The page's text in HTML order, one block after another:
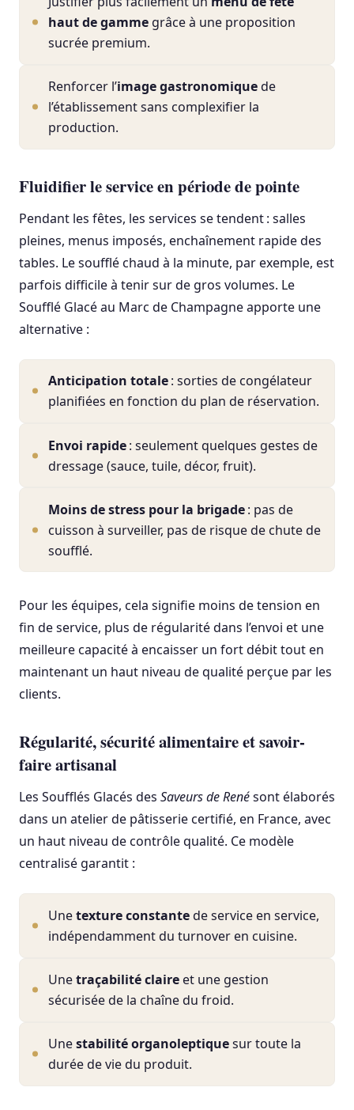
haut de gamme grâce à une proposition
sucrée premium.
Renforcer l’image gastronomiquede
l’établissement sans complexifier la
production.
Fluidifier le service en période de pointe
Pendant les fêtes, les services se tendent : salles
pleines, menus imposés, enchaînement rapide des
tables. Le soufflé chaud à la minute, par exemple, est
parfois difficile à tenir sur de gros volumes. Le
Soufflé Glacé au Marc de Champagne apporte une
alternative :
Anticipation totale: sorties de congélateur
planifiées en fonction du plan de réservation.
Envoi rapide: seulement quelques gestes de
dressage (sauce, tuile, décor, fruit).
Moins de stress pour la brigade: pas de
cuisson à surveiller, pas de risque de chute de
soufflé.
Pour les équipes, cela signifie moins de tension en
fin de service, plus de régularité dans l’envoi et une
meilleure capacité à encaisser un fort débit tout en
maintenant un haut niveau de qualité perçue par les
clients.
Régularité, sécurité alimentaire et savoir-
faire artisanal
Les Soufflés Glacés des Saveurs de Renésont élaborés
dans un atelier de pâtisserie certifié, en France, avec
un haut niveau de contrôle qualité. Ce modèle
centralisé garantit :
Unetexture constantede service en service,
indépendamment du turnover en cuisine.
Unetraçabilité claire et une gestion
sécurisée de la chaîne du froid.
Unestabilité organoleptiquesur toute la
durée de vie du produit.